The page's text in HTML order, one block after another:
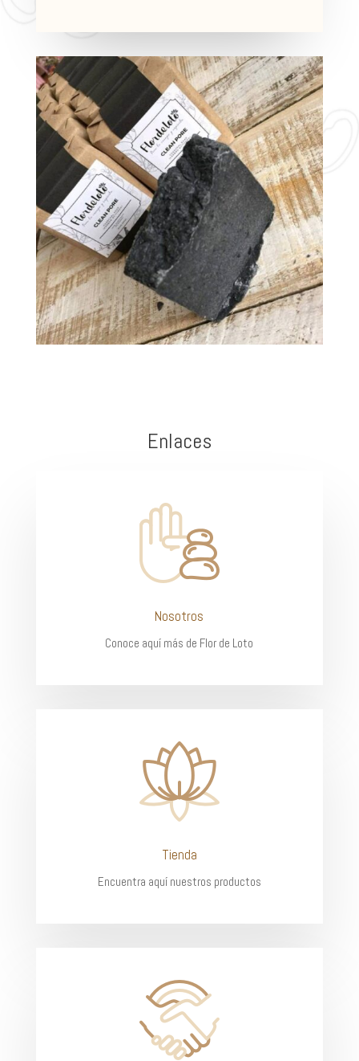
Enlaces
Nosotros
Conoce aquí más de Flor de Loto
Tienda
Encuentra aquí nuestros productos